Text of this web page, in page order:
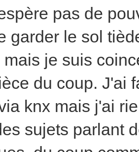
pas de
garder le sol
je suis
du coup. J'ai
knx mais j'ai
sujets parlant